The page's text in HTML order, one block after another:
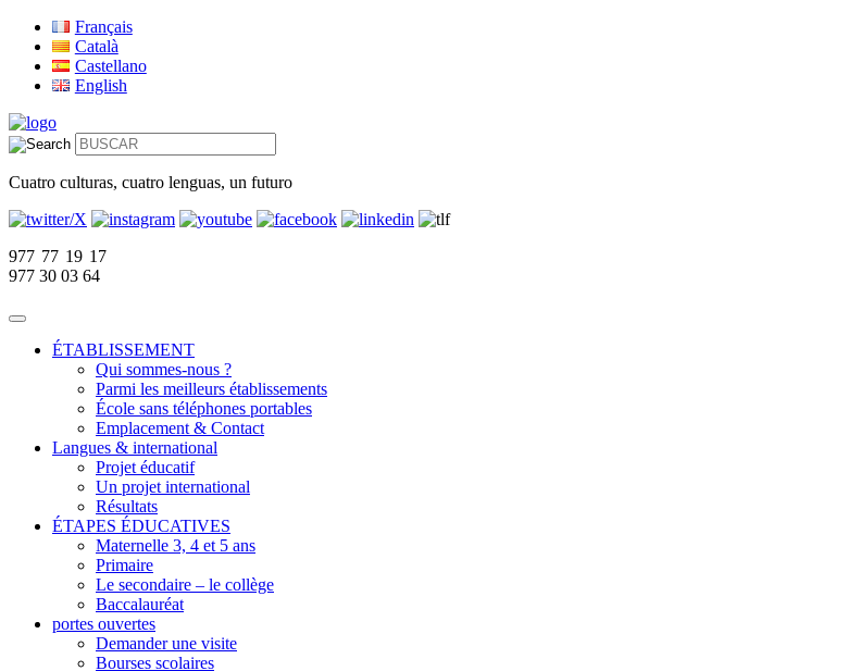
Français
Català
Castellano
English
Cuatro culturas, cuatro lenguas, un futuro
977 77 19 17
977 30 03 64
ÉTABLISSEMENT
Qui sommes-nous ?
Parmi les meilleurs établissements
École sans téléphones portables
Emplacement & Contact
Langues & international
Projet éducatif
Un projet international
Résultats
ÉTAPES ÉDUCATIVES
Maternelle 3, 4 et 5 ans
Primaire
Le secondaire – le collège
Baccalauréat
portes ouvertes
Demander une visite
Bourses scolaires